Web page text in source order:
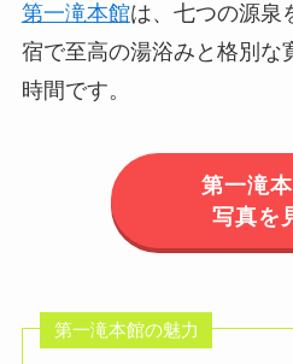
第一滝本館は、七つの源泉
宿で至高の湯浴みと格別な
時間です。
第一滝
写真を
第一滝本館の魅力